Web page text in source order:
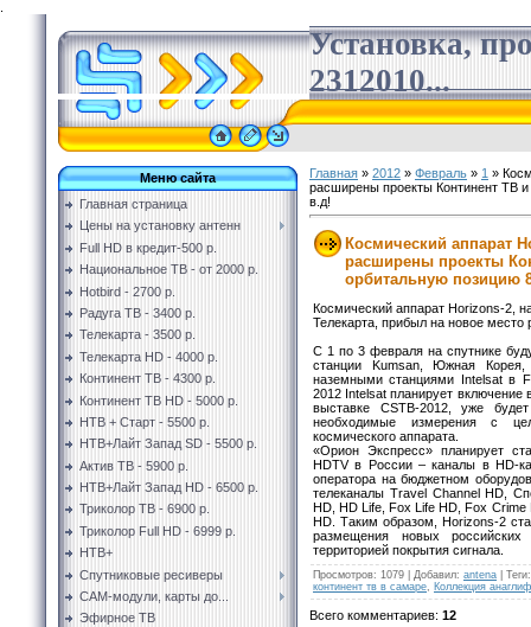
Установка,
2312010...
Меню сайта
Главная страница
Цены на установку антенн
Full HD в кредит-500 р.
Национальное ТВ - от 2000 р.
Hotbird - 2700 р.
Радуга ТВ - 3400 р.
Телекарта - 3500 р.
Телекарта HD - 4000 р.
Континент ТВ - 4300 р.
Континент ТВ HD - 5000 р.
НТВ + Старт - 5500 р.
НТВ+Лайт Запад SD - 5500 р.
Актив ТВ - 5900 р.
НТВ+Лайт Запад HD - 6500 р.
Триколор ТВ - 6900 р.
Триколор Full HD - 6999 р.
НТВ+
Спутниковые ресиверы
CAM-модули, карты до...
Эфирное ТВ
Главная » 2012 » Февраль » 1 »
расширены проекты Континент ТВ
в.д!
Космический аппарат
расширены проекты
орбитальную позицию
Космический аппарат Horizons-2,
Телекарта, прибыл на новое место
С 1 по 3 февраля на спутнике
станции Kumsan, Южная
наземными станциями Intelsat в
2012 Intelsat планирует включение
выставке CSTB-2012, уже
необходимые измерения с
космического аппарата.
«Орион Экспресс» планирует
HDTV в России – каналы в HD-
оператора на бюджетном
телеканалы Travel Channel HD,
HD, HD Life, Fox Life HD, Fox
HD. Таким образом, Horizons-2
размещения новых
территорией покрытия сигнала.
Просмотров: 1079 Добавил: antena Теги:
континент тв в самаре
Коллекция
Всего комментариев: 12